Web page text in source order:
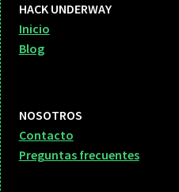
HACK UNDERWAY
Inicio
Blog
NOSOTROS
Contacto
Preguntas frecuentes